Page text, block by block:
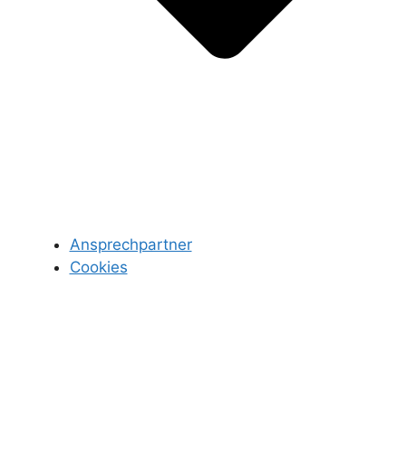
Ansprechpartner
Cookies